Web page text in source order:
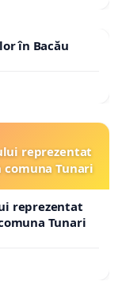
în Bacău
reprezentat
Tunari
reprezentat
Tunari